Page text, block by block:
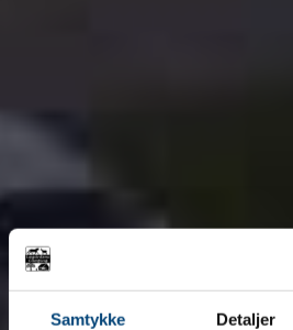
Samtykke Detaljer